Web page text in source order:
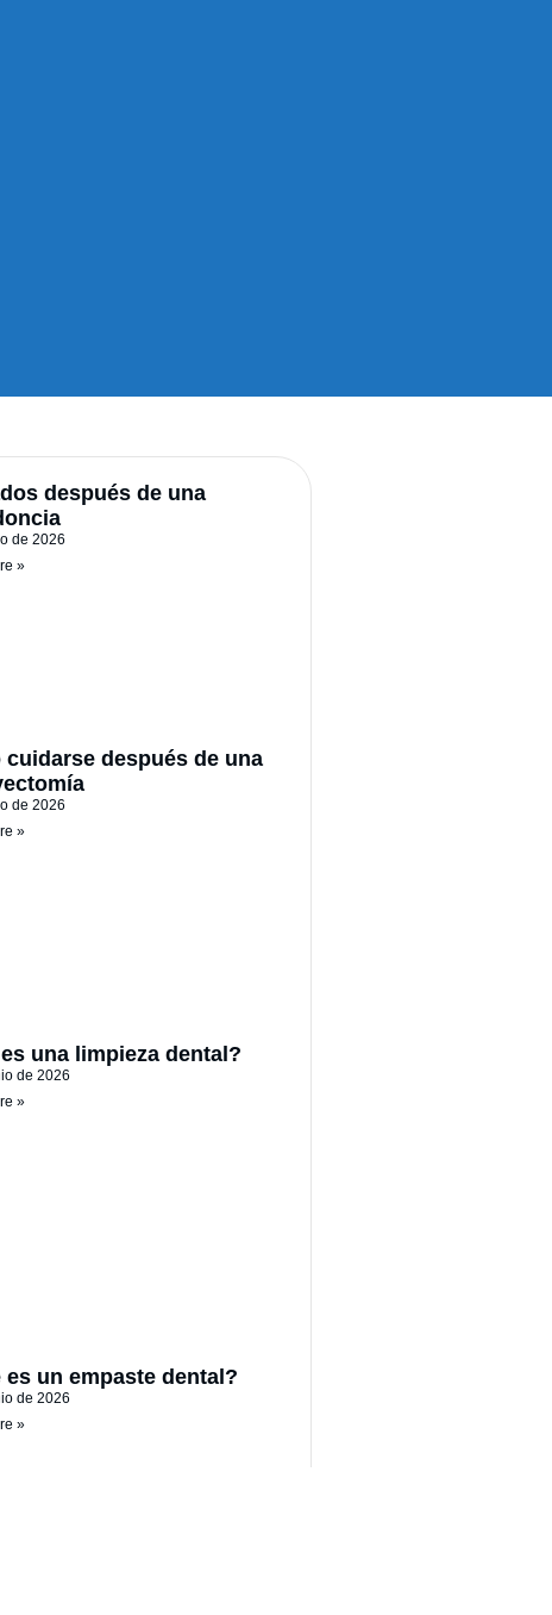
después de una
de 2026
»
cuidarse después de una
de 2026
»
una limpieza dental?
de 2026
»
es un empaste dental?
de 2026
»